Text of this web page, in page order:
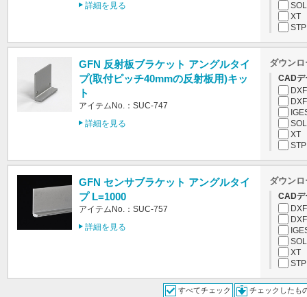
詳細を見る
XT
STP
GFN 反射板ブラケット アングルタイ
プ(取付ピッチ40mmの反射板用)キッ
ト
アイテムNo.：SUC-747
詳細を見る
ダウンロ
CADデ
DXF
XT
STP
GFN センサブラケット アングルタイ
プ L=1000
アイテムNo.：SUC-757
詳細を見る
ダウンロ
CADデ
DXF
XT
STP
すべてチェック チェックしたも